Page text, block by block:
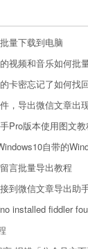
量下载到电脑
视频和音乐如何批
卡密忘记了如何找
出微信文章出现「导出
Pro版本使用图文教
Windows Defender、腾讯管家
言批量导出教程
信文章导出助手批量
installed fiddler